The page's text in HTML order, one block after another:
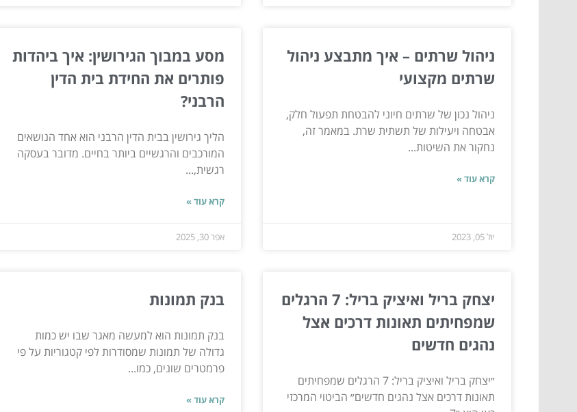
ניהול שרתים – איך מתבצע ניהול
שרתים מקצועי
ניהול נכון של שרתים חיוני להבטחת תפעול חלק,
אבטחה ויעילות של תשתית שרת. במאמר זה,
נחקור את השיטות...
קרא עוד »
יול 05, 2023
מסע במבוך הגירושין: איך ביהדות
פותרים את החידת בית הדין
הרבני?
הליך גירושין בבית הדין הרבני הוא אחד הנושאים
המורכבים והרגשיים ביותר בחיים. מדובר בעסקה
רגשית,...
קרא עוד »
אפר 30, 2025
יצחק בריל ואיציק בריל: 7 הרגלים
שמפחיתים תאונות דרכים אצל
נהגים חדשים
״יצחק בריל ואיציק בריל: 7 הרגלים שמפחיתים
תאונות דרכים אצל נהגים חדשים״ הביטוי המרכזי
בנק תמונות
בנק תמונות הוא למעשה מאגר שבו יש כמות
גדולה של תמונות שמסודרות לפי קטגוריות על פי
פרמטרים שונים, כמו...
קרא עוד »